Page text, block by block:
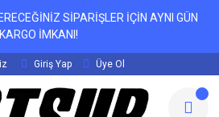
SİPARİŞLER İÇİN AYNI GÜN
KARGO İMKANI!
Giriş Yap Üye Ol